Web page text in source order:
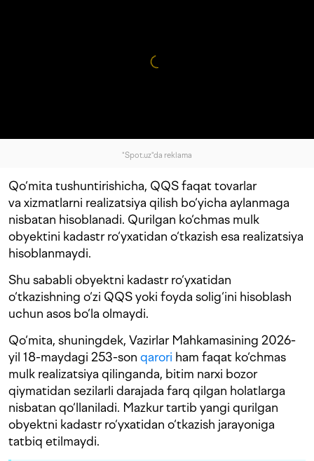
"Spot.uz"da reklama
Qo‘mita tushuntirishicha, QQS faqat tovarlar
va xizmatlarni realizatsiya qilish bo‘yicha aylanmaga
nisbatan hisoblanadi. Qurilgan ko‘chmas mulk
obyektini kadastr ro‘yxatidan o‘tkazish esa realizatsiya
hisoblanmaydi.
Shu sababli obyektni kadastr ro‘yxatidan
o‘tkazishning o‘zi QQS yoki foyda solig‘ini hisoblash
uchun asos bo‘la olmaydi.
Qo‘mita, shuningdek, Vazirlar Mahkamasining 2026-
yil 18-maydagi 253-son qarori ham faqat ko‘chmas
mulk realizatsiya qilinganda, bitim narxi bozor
qiymatidan sezilarli darajada farq qilgan holatlarga
nisbatan qo‘llaniladi. Mazkur tartib yangi qurilgan
obyektni kadastr ro‘yxatidan o‘tkazish jarayoniga
tatbiq etilmaydi.